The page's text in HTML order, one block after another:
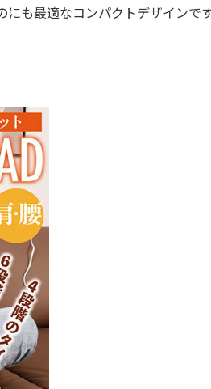
も最適なコンパクトデザインで